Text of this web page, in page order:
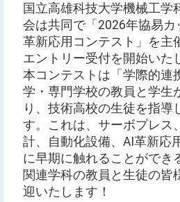
国立高雄科技大学機械工学
会は共同で「2026年協易カ
革新応用コンテスト」を主
エントリー受付を開始いた
本コンテストは「学際的連
学・専門学校の教員と学生
り、技術高校の生徒を指導
す。これは、サーボプレス
計、自動化設備、AI革新応
に早期に触れることができ
関連学科の教員と生徒の皆
迎いたします！